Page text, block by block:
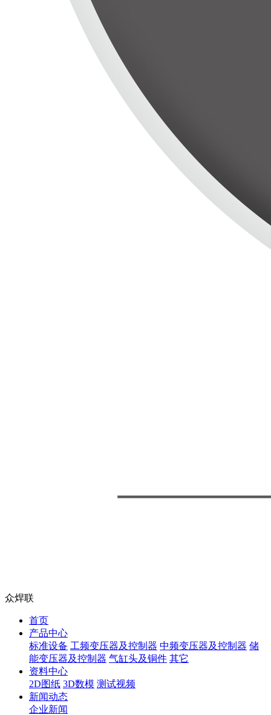
众焊联
首页
产品中心
标准设备 工频变压器及控制器 中频变压器及控制器 储
能变压器及控制器 气缸头及铜件 其它
资料中心
2D图纸 3D数模 测试视频
新闻动态
企业新闻